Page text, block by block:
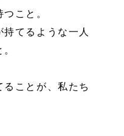
こと。
てるような一人
ことが、私たち